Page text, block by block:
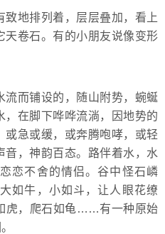
地排列着，层层叠加，看上
天卷石。有的小朋友说像变形
而铺设的，随山附势，蜿蜒
，在脚下哗哗流淌，因地势的
或急或缓，或奔腾咆哮，或轻
音，神韵百态。路伴着水，水
恋不舍的情侣。谷中怪石嶙
如牛，小如斗，让人眼花缭
虎，爬石如龟……有一种原始